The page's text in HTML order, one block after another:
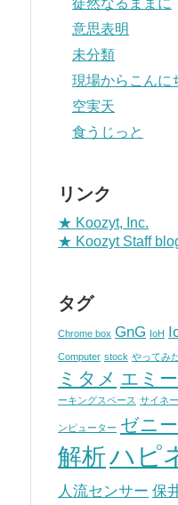
徒然なるままに
意思表明
未分類
現場からこんに
空実天
食うじっと
リンク
★ Koozyt, Inc.
★ Koozyt Staff
タグ
Chrome box GnG IoH
Computer stock やってみ
ミタメ エミー
ーキングスペース サイネ
ンピューター ゼニー
解析ハピ
人流センサー 保